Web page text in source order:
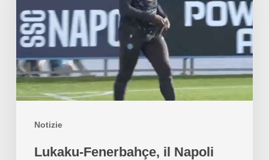
Notizie
Lukaku-Fenerbahçe, il Napoli